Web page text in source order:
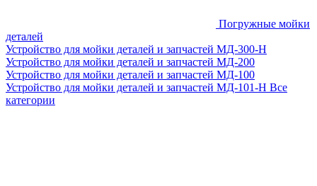
Погружные мойки
деталей
Устройство для мойки деталей и запчастей МД-300-H
Устройство для мойки деталей и запчастей МД-200
Устройство для мойки деталей и запчастей МД-100
Устройство для мойки деталей и запчастей МД-101-Н Все
категории